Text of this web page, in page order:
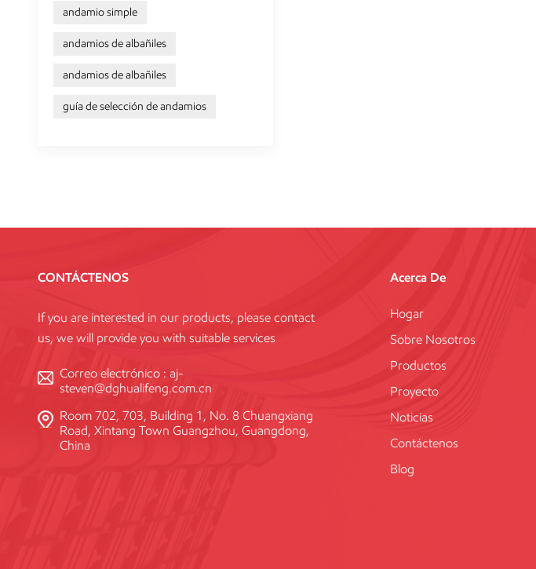
andamio simple
andamios de albañiles
andamios de albañiles
guía de selección de andamios
CONTÁCTENOS
If you are interested in our products, please contact
us, we will provide you with suitable services
Correo electrónico : aj-
steven@dghualifeng.com.cn
Room 702, 703, Building 1, No. 8 Chuangxiang
Road, Xintang Town Guangzhou, Guangdong,
China
Acerca De
Hogar
Sobre Nosotros
Productos
Proyecto
Noticias
Contáctenos
Blog